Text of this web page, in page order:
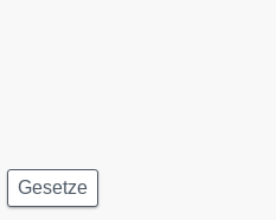
Gesetze